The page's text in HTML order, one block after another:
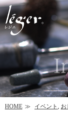
HOME イベント , お